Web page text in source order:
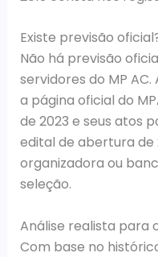
Existe previsão
Não há previsão
servidores do MP
a página oficial do
de 2023 e seus atos
edital de abertura de
organizadora ou
seleção.
Análise realista para
Com base no